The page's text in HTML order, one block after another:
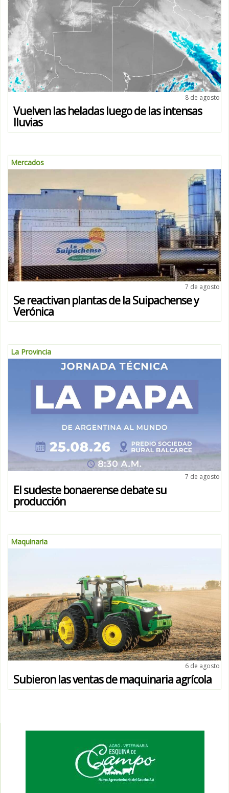
8 de agosto
Vuelven las heladas luego de las intensas
lluvias
Mercados
7 de agosto
Se reactivan plantas de la Suipachense y
Verónica
La Provincia
7 de agosto
El sudeste bonaerense debate su
producción
Maquinaria
6 de agosto
Subieron las ventas de maquinaria agrícola